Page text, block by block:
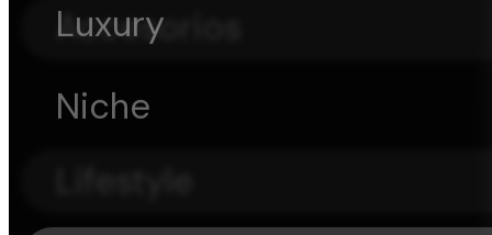
Accesorios
Luxury
Niche